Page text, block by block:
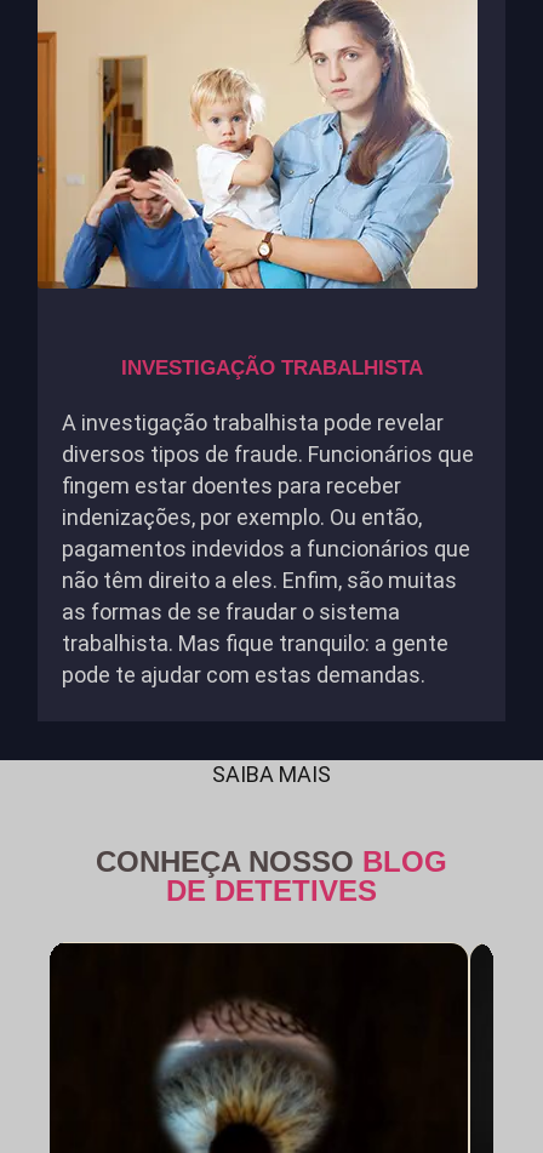
INVESTIGAÇÃO TRABALHISTA
A investigação trabalhista pode revelar
diversos tipos de fraude. Funcionários que
fingem estar doentes para receber
indenizações, por exemplo. Ou então,
pagamentos indevidos a funcionários que
não têm direito a eles. Enfim, são muitas
as formas de se fraudar o sistema
trabalhista. Mas fique tranquilo: a gente
pode te ajudar com estas demandas.
SAIBA MAIS
CONHEÇA NOSSO BLOG
DE DETETIVES